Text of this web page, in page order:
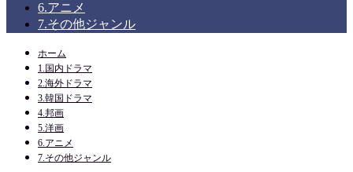
6.アニメ
7.その他ジャンル
ホーム
1.国内ドラマ
2.海外ドラマ
3.韓国ドラマ
4.邦画
5.洋画
6.アニメ
7.その他ジャンル